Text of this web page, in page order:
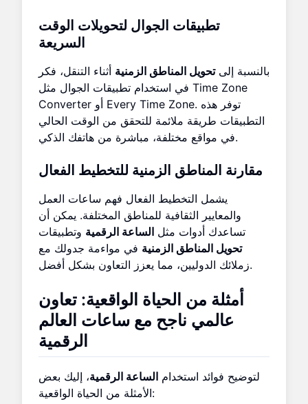
تطبيقات الجوال لتحويلات الوقت
السريعة
بالنسبة إلىتحويل المناطق الزمنية أثناء التنقل، فكر
في استخدام تطبيقات الجوال مثل Time Zone
Converter أو Every Time Zone. توفر هذه
التطبيقات طريقة ملائمة للتحقق من الوقت الحالي
في مواقع مختلفة، مباشرة من هاتفك الذكي.
مقارنة المناطق الزمنية للتخطيط الفعال
يشمل التخطيط الفعال فهم ساعات العمل
والمعايير الثقافية للمناطق المختلفة. يمكن أن
تساعدك أدوات مثل الساعة الرقمية وتطبيقات
تحويل المناطق الزمنية في مواءمة جدولك مع
زملائك الدوليين، مما يعزز التعاون بشكل أفضل.
أمثلة من الحياة الواقعية: تعاون
عالمي ناجح مع ساعات العالم
الرقمية
لتوضيح فوائد استخدام الساعة الرقمية، إليك بعض
الأمثلة من الحياة الواقعية: